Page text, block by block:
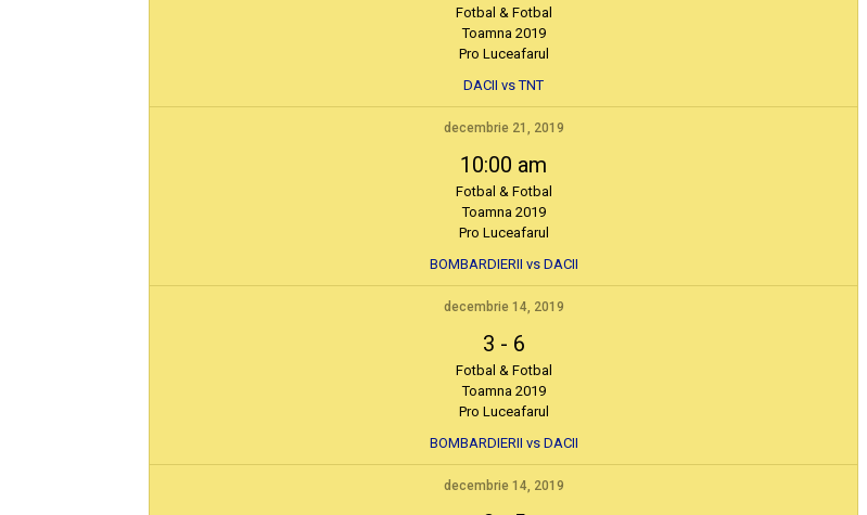
Fotbal & Fotbal
Toamna 2019
Pro Luceafarul
DACII vs TNT
decembrie 21, 2019
10:00 am
Fotbal & Fotbal
Toamna 2019
Pro Luceafarul
BOMBARDIERII vs DACII
decembrie 14, 2019
3 - 6
Fotbal & Fotbal
Toamna 2019
Pro Luceafarul
BOMBARDIERII vs DACII
decembrie 14, 2019